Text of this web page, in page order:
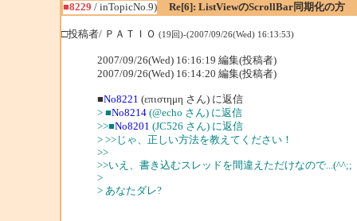
■8229 / inTopicNo.9)
Re[6]: ListViewのScrollBar同期化の方
□投稿者/ ＰＡＴＩＯ (19回)-(2007/09/26(Wed) 16:13:53)
2007/09/26(Wed) 16:16:19 編集(投稿者)
2007/09/26(Wed) 16:14:20 編集(投稿者)
■No8221 (επιστημη さん) に返信
> ■No8214(@echo さん) に返信
>>■No8201 (JC526 さん) に返信
> >>じゃ、正しい方法を教えてください！
>>
>>いえ、書き込むスレッドを間違えただけなので...(^^;;
>
> あなたダレ?